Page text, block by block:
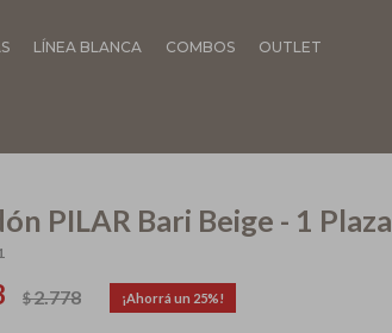
LÍNEA BLANCA COMBOS OUTLET
PILAR Bari Beige - 1 Plaza
$2.778 25